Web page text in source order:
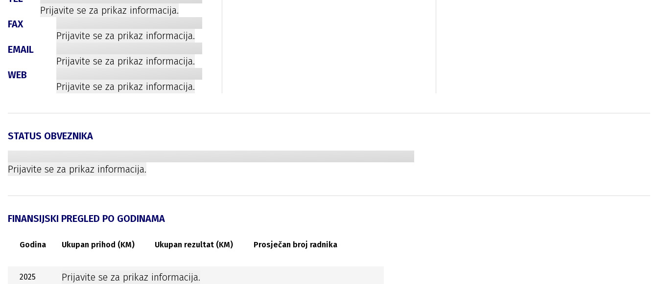
Prijavite se za prikaz informacija.
FAX
Prijavite se za prikaz informacija.
EMAIL
Prijavite se za prikaz informacija.
WEB
Prijavite se za prikaz informacija.
STATUS OBVEZNIKA
Prijavite se za prikaz informacija.
FINANSIJSKI PREGLED PO GODINAMA
Godina Ukupan prihod (KM) Ukupan rezultat (KM) Prosječan broj radnika
2025 Prijavite se za prikaz informacija.